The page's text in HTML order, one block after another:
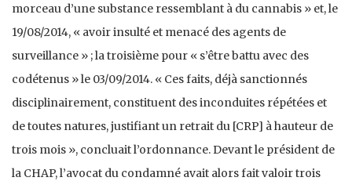
morceau d’une substance ressemblant à du cannabis » et, le
19/08/2014, « avoir insulté et menacé des agents de
surveillance » ; la troisième pour « s’être battu avec des
codétenus » le 03/09/2014. « Ces faits, déjà sanctionnés
disciplinairement, constituent des inconduites répétées et
de toutes natures, justifiant un retrait du [CRP] à hauteur de
trois mois », concluait l’ordonnance. Devant le président de
la CHAP, l’avocat du condamné avait alors fait valoir trois